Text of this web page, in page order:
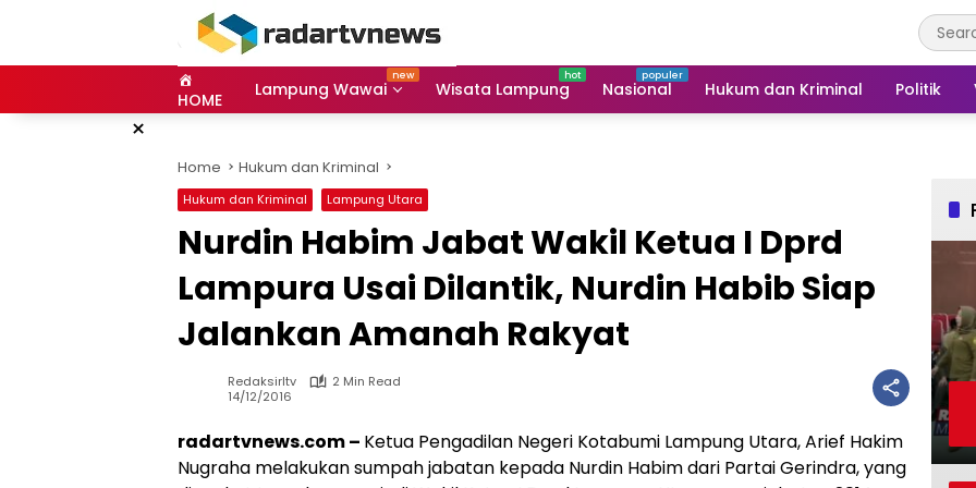
HOME Lampung Wawai Wisata Lampung Nasional Hukum dan Kriminal Politik
×
Home Hukum dan Kriminal
Hukum dan Kriminal Lampung Utara
Nurdin Habim Jabat Wakil Ketua I Dprd
Lampura Usai Dilantik, Nurdin Habib Siap
Jalankan Amanah Rakyat
Redaksirltv
2 Min Read
14/12/2016
radartvnews.com – Ketua Pengadilan Negeri Kotabumi Lampung Utara, Arief Hakim
Nugraha melakukan sumpah jabatan kepada Nurdin Habim dari Partai Gerindra, yang